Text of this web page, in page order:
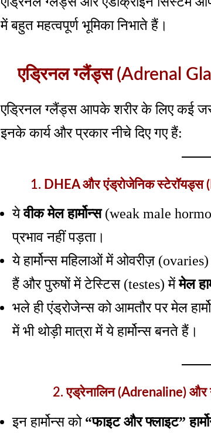
में बहुत महत्वपूर्ण भूमिका निभाते हैं।
एड्रिनल ग्लैंड्स (Adrenal
एड्रिनल ग्लैंड्स आपके शरीर के लिए कई
इनके कार्य और प्रकार नीचे दिए गए हैं:
1. DHEA और एंड्रोजेनिक
येवीक मेल हार्मोन्स(weak male
प्रभाव नहीं पड़ता।
ये हार्मोन्स महिलाओं में ओवरीज़
हैं और पुरुषों में टेस्टिस (testes) मेंमेल
भले ही एंड्रोजेन्स को आमतौर पर मेल
में भी थोड़ी मात्रा में ये हार्मोन्स बनते हैं।
2.एड्रेनालिन (Adrenaline) और
इन हार्मोन्स को “फाइट और फ्लाइट”